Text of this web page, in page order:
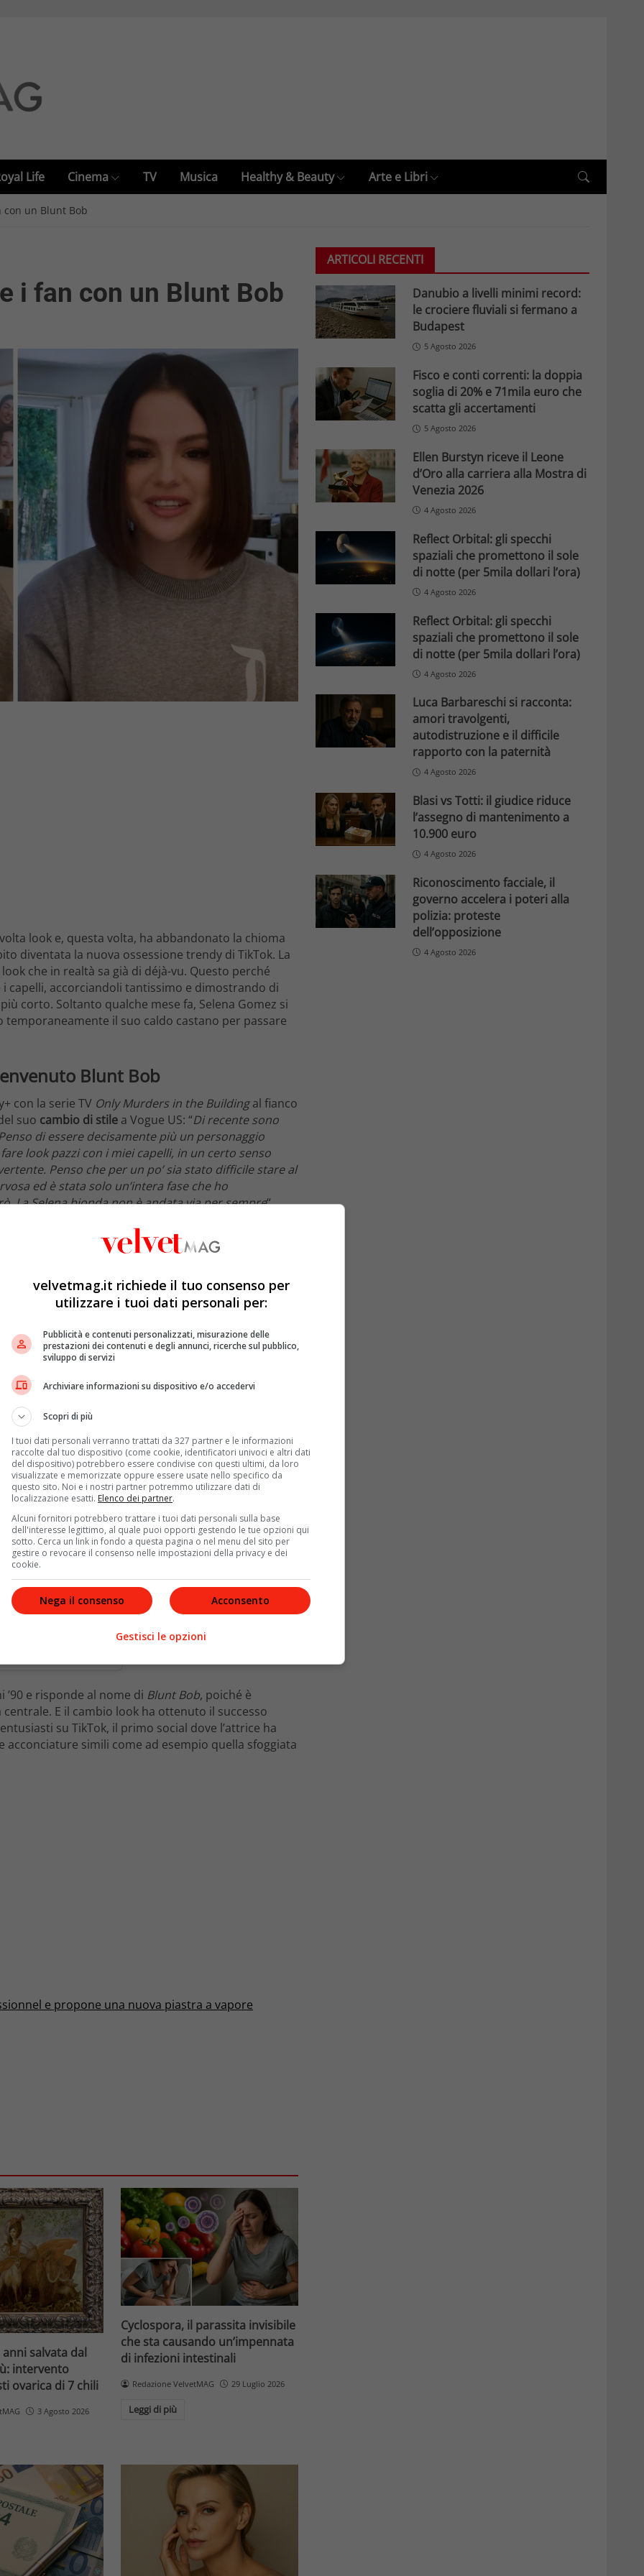
Life Cinema TV Musica Healthy & Beauty Arte e Libri
con un Blunt Bob
i fan con un Blunt Bob
look e, questa volta, ha abbandonato la chioma
diventata la nuova ossessione trendy di TikTok. La
che in realtà sa già di déjà-vu. Questo perché
capelli, accorciandoli tantissimo e dimostrando di
corto. Soltanto qualche mese fa, Selena Gomez si
il suo caldo castano per passare
Blunt Bob
con la serie TV Only Murders in the Buildingal fianco
suo cambio di stile a Vogue US: “Di recente sono
di essere decisamente più un personaggio
look pazzi con i miei capelli, in un certo senso
Penso che per un po’ sia stato difficile stare al
ed è stata solo un’intera fase che ho
La Selena bionda non è andata via per sempre“.
e risponde al nome di Blunt Bob, poiché è
E il cambio look ha ottenuto il successo
su TikTok, il primo social dove l’attrice ha
simili come ad esempio quella sfoggiata
e propone una nuova piastra a vapore
anni salvata dal
intervento
ovarica di 7 chili
3 Agosto 2026
Cyclospora, il parassita invisibile
che sta causando un’impennata
di infezioni intestinali
Redazione VelvetMAG 29 Luglio 2026
Leggi di più
ARTICOLI RECENTI
Danubio a livelli minimi record:
le crociere fluviali si fermano a
Budapest
5 Agosto 2026
Fisco e conti correnti: la doppia
soglia di 20% e 71mila euro che
scatta gli accertamenti
5 Agosto 2026
Ellen Burstyn riceve il Leone
d’Oro alla carriera alla Mostra di
Venezia 2026
4 Agosto 2026
Reflect Orbital: gli specchi
spaziali che promettono il sole
di notte (per 5mila dollari l’ora)
4 Agosto 2026
Reflect Orbital: gli specchi
spaziali che promettono il sole
di notte (per 5mila dollari l’ora)
4 Agosto 2026
Luca Barbareschi si racconta:
amori travolgenti,
autodistruzione e il difficile
rapporto con la paternità
4 Agosto 2026
Blasi vs Totti: il giudice riduce
l’assegno di mantenimento a
10.900 euro
4 Agosto 2026
Riconoscimento facciale, il
governo accelera i poteri alla
polizia: proteste
dell’opposizione
4 Agosto 2026
velvetmag.it richiede il tuo consenso per
utilizzare i tuoi dati personali per:
Pubblicità e contenuti personalizzati, misurazione delle
prestazioni dei contenuti e degli annunci, ricerche sul pubblico,
sviluppo di servizi
Archiviare informazioni su dispositivo e/o accedervi
Scopri di più
I tuoi dati personali verranno trattati da 327 partner e le informazioni
raccolte dal tuo dispositivo (come cookie, identificatori univoci e altri dati
del dispositivo) potrebbero essere condivise con questi ultimi, da loro
visualizzate e memorizzate oppure essere usate nello specifico da
questo sito. Noi e i nostri partner potremmo utilizzare dati di
localizzazione esatti. Elenco dei partner.
Alcuni fornitori potrebbero trattare i tuoi dati personali sulla base
dell'interesse legittimo, al quale puoi opporti gestendo le tue opzioni qui
sotto. Cerca un link in fondo a questa pagina o nel menu del sito per
gestire o revocare il consenso nelle impostazioni della privacy e dei
cookie.
Acconsento
Nega il consenso
Gestisci le opzioni